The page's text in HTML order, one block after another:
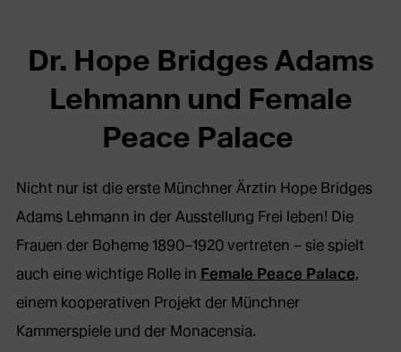
Dr. Hope Bridges Adams
Lehmann und Female
Peace Palace
Nicht nur ist die erste Münchner Ärztin Hope Bridges
Adams Lehmann in der Ausstellung Frei leben! Die
Frauen der Boheme 1890–1920 vertreten – sie spielt
auch eine wichtige Rolle in Female Peace Palace,
einem kooperativen Projekt der Münchner
Kammerspiele und der Monacensia.